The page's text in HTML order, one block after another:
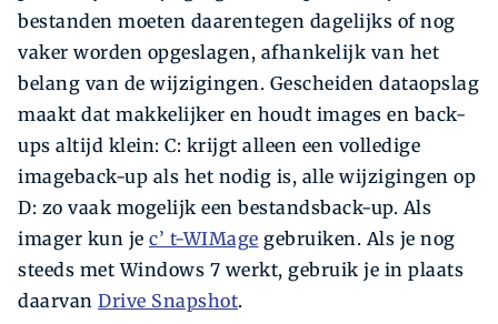
bestanden moeten daarentegen dagelijks of nog
vaker worden opgeslagen, afhankelijk van het
belang van de wijzigingen. Gescheiden dataopslag
maakt dat makkelijker en houdt images en back-
ups altijd klein: C: krijgt alleen een volledige
imageback-up als het nodig is, alle wijzigingen op
D: zo vaak mogelijk een bestandsback-up. Als
imager kun je c’ t-WIMage gebruiken. Als je nog
steeds met Windows 7 werkt, gebruik je in plaats
daarvan Drive Snapshot.